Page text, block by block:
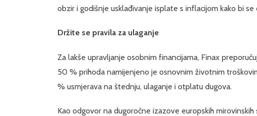
obzir i godišnje usklađivanje isplate s inflacijom kako bi
Držite se pravila za ulaganje
Za lakše upravljanje osobnim financijama, Finax
50 % prihoda namijenjeno je osnovnim životnim
% usmjerava na štednju, ulaganje i otplatu dugova.
Kao odgovor na dugoročne izazove europskih